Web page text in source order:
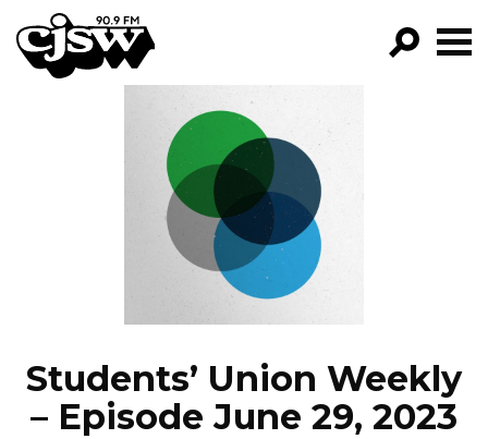
CJSW
FILTER BY:
PROGRAMS
EPISODES
NEWS
Students’ Union Weekly
– Episode June 29, 2023